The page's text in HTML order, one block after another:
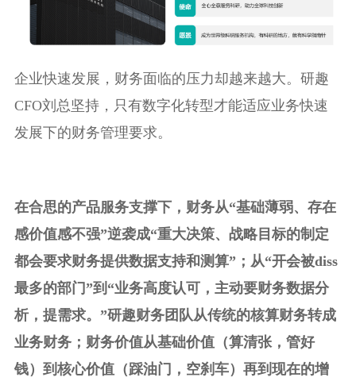
企业快速发展，财务面临的压力却越来越大。研趣
CFO刘总坚持，只有数字化转型才能适应业务快速
发展下的财务管理要求。
在合思的产品服务支撑下，财务从“基础薄弱、存在
感价值感不强”逆袭成“重大决策、战略目标的制定
都会要求财务提供数据支持和测算”；从“开会被diss
最多的部门”到“业务高度认可，主动要财务数据分
析，提需求。”研趣财务团队从传统的核算财务转成
业务财务；财务价值从基础价值（算清张，管好
钱）到核心价值（踩油门，空刹车）再到现在的增